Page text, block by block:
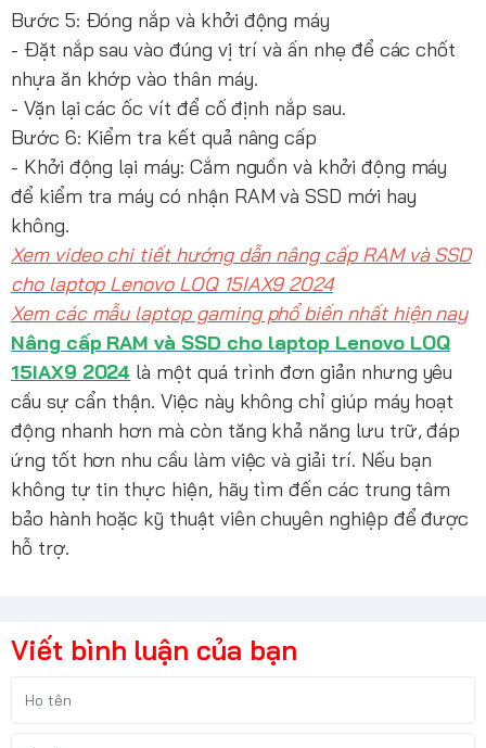
Bước 5: Đóng nắp và khởi động máy
- Đặt nắp sau vào đúng vị trí và ấn nhẹ để các chốt
nhựa ăn khớp vào thân máy.
- Vặn lại các ốc vít để cố định nắp sau.
Bước 6: Kiểm tra kết quả nâng cấp
- Khởi động lại máy: Cắm nguồn và khởi động máy
để kiểm tra máy có nhận RAM và SSD mới hay
không.
Xem video chi tiết hướng dẫn nâng cấp RAM và SSD
cho laptop Lenovo LOQ 15IAX9 2024
Xem các mẫu laptop gaming phổ biến nhất hiện nay
Nâng cấp RAM và SSD cho laptop Lenovo LOQ
15IAX9 2024 là một quá trình đơn giản nhưng yêu
cầu sự cẩn thận. Việc này không chỉ giúp máy hoạt
động nhanh hơn mà còn tăng khả năng lưu trữ, đáp
ứng tốt hơn nhu cầu làm việc và giải trí. Nếu bạn
không tự tin thực hiện, hãy tìm đến các trung tâm
bảo hành hoặc kỹ thuật viên chuyên nghiệp để được
hỗ trợ.
Viết bình luận của bạn